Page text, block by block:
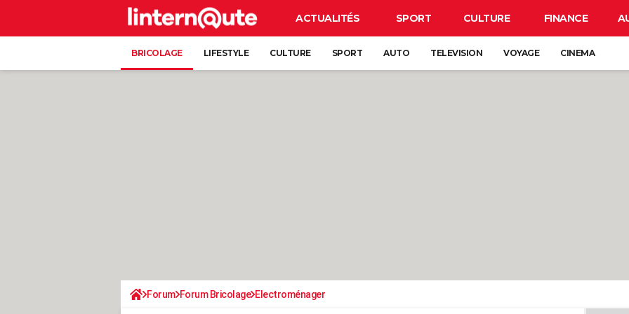
ACTUALITÉS SPORT CULTURE FINANCE
BRICOLAGE LIFESTYLE CULTURE SPORT AUTO TELEVISION VOYAGE CINEMA
Forum Forum Bricolage Electroménager